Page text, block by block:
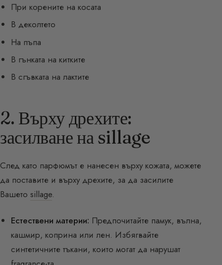
При корените на косата
В деколтето
На пъпа
В гънката на китките
В сгъвката на лактите
2. Върху дрехите:
засилване на sillage
След като парфюмът е нанесен върху кожата, можете
да поставите и върху дрехите, за да засилите
Вашето sillage.
Естествени материи: Предпочитайте памук, вълна,
кашмир, коприна или лен. Избягвайте
синтетичните тъкани, които могат да нарушат